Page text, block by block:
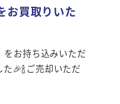
お買取りいた
をお持ち込みいただ
🎉🍾ご売却いただ